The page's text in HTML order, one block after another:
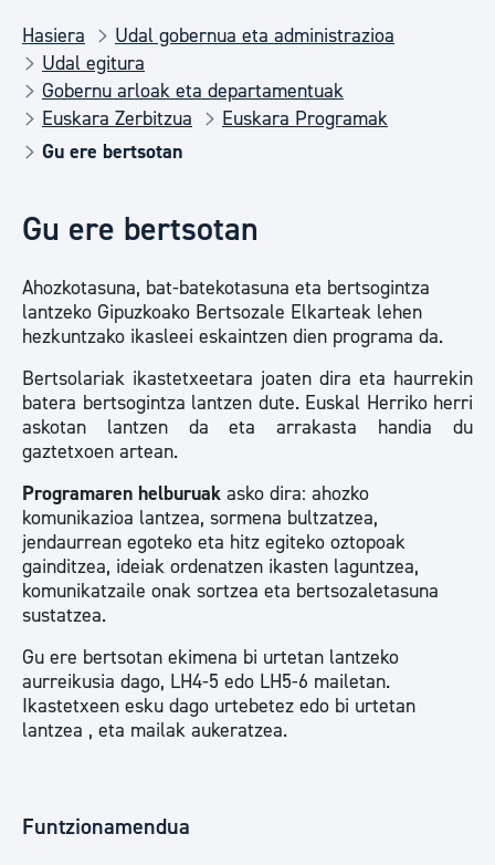
Hasiera
Udal gobernua eta administrazioa
Udal egitura
Gobernu arloak eta departamentuak
Euskara Zerbitzua
Euskara Programak
Gu ere bertsotan
Gu ere bertsotan
Ahozkotasuna, bat-batekotasuna eta bertsogintza
lantzeko Gipuzkoako Bertsozale Elkarteak lehen
hezkuntzako ikasleei eskaintzen dien programa da.
Bertsolariak ikastetxeetara joaten dira eta haurrekin
batera bertsogintza lantzen dute. Euskal Herriko herri
askotan lantzen da eta arrakasta handia du
gaztetxoen artean.
Programaren helburuak asko dira: ahozko
komunikazioa lantzea, sormena bultzatzea,
jendaurrean egoteko eta hitz egiteko oztopoak
gainditzea, ideiak ordenatzen ikasten laguntzea,
komunikatzaile onak sortzea eta bertsozaletasuna
sustatzea.
Gu ere bertsotan ekimena bi urtetan lantzeko
aurreikusia dago, LH4-5 edo LH5-6 mailetan.
Ikastetxeen esku dago urtebetez edo bi urtetan
lantzea , eta mailak aukeratzea.
Funtzionamendua